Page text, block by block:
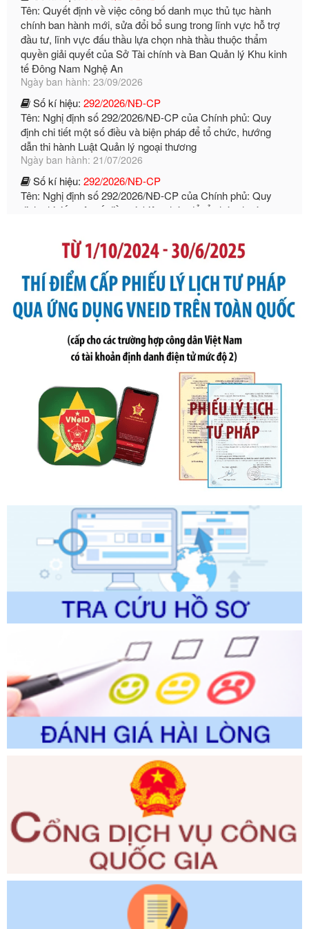
đầu tư, lĩnh vực đấu thầu lựa chọn nhà thầu thuộc thẩm
quyền giải quyết của Sở Tài chính và Ban Quản lý Khu kinh
tế Đông Nam Nghệ An
Ngày ban hành: 23/09/2026
Số kí hiệu:292/2026/NĐ-CP
Tên: Nghị định số 292/2026/NĐ-CP của Chính phủ: Quy
định chi tiết một số điều và biện pháp để tổ chức, hướng
dẫn thi hành Luật Quản lý ngoại thương
Ngày ban hành: 21/07/2026
Số kí hiệu:292/2026/NĐ-CP
Tên: Nghị định số 292/2026/NĐ-CP của Chính phủ: Quy
định chi tiết một số điều và biện pháp để tổ chức, hướng
dẫn thi hành Luật Quản lý ngoại thương
Ngày ban hành: 21/07/2026
Tên: Thông tư số 105/2026/TT-BTC của Bộ Tài chính: Bãi
bỏ Thông tư số 87/2019/TT- BТC ngày 19 tháng 12 năm
2019 của Bộ trưởng Bộ Tài chính hướng dẫn thực hiện xử
phạt vi phạm hành chính trong lĩnh vực kho bạc nhà nước
Ngày ban hành: 21/07/2026
291/2026/NĐ-CP
Tên: Nghị định số 291/2026/NĐ-CP của Chính phủ: Sửa
đổi, bổ sung một số điều của Nghị định số 125/2020/NĐ-СР
ngày 19 tháng 10 năm 2020 của Chính phủ quy định xử
phạt vi phạm hành chính về thuế, hóa đơn được sửa đổi, bổ
sung bởi Nghị định số 102/2021/NĐ-CP
Ngày ban hành: 20/07/2026
Số kí hiệu:2303/QĐ-UBND
Tên: Quyết định công bố Danh mục thủ tục hành chính mới
ban hành, được sửa đổi, bổ sung, bị bãi bỏ và phê duyệt
Quy trình nội bộ, quy trình điện tử giải quyết thủ tục hành
chính trong một số lĩnh vực thuộc phạm vi chức năng quản
lý của Sở Văn hóa, Thể tha
Ngày ban hành: 01/06/2026
Số kí hiệu:2304/QĐ-UBND
Tên: Quyết định công bố Danh mục thủ tục hành chính
được sửa đổi, bổ sung và phê duyệt Quy trình nội bộ, quy
trình điện tử giải quyết thủ tục hành chính trong lĩnh vực Du
lịch thuộc phạm vi chức năng quản lý của Sở Văn hóa, Thể
thao và Du lịch
Ngày ban hành: 01/06/2026
2310/QĐ-UBND
Tên: Về việc công bố Danh mục thủ tục hành chính sửa
đổi, bổ sung và phê duyệt Quy trình nội bộ, quy trình điện tử
trong giải quyết thủtục hành chính lĩnh vực biến đổi khí hậu
thuộc phạm vi giải quyết của Sở Nông nghiệp và Môi
trường
Ngày ban hành: 01/06/2026
Số kí hiệu:2300/QĐ-UBND
Tên: V/v công bố danh mục thủ tục hành chính được sửa
đổi, bổ sung và phê duyệt quy trình nội bộ, quy trình điện tử
giải quyết thủ tục hành chính trong lĩnh vực Luật sư thuộc
phạm vi chức năng quản lý của Sở Tư pháp
Ngày ban hành: 01/06/2026
351/2025/NĐ-CP
Tên: Nghị định số 351/2025/NĐ-CP của Chính phủ: Quy
định chuẩn nghèo đa chiều quốc gia giai đoạn 2026 - 2030
Ngày ban hành: 29/12/2026
3014/QĐ-UBND